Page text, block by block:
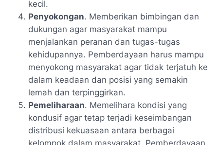
kecil.
Penyokongan. Memberikan bimbingan dan
dukungan agar masyarakat mampu
menjalankan peranan dan tugas-tugas
kehidupannya. Pemberdayaan harus mampu
menyokong masyarakat agar tidak terjatuh ke
dalam keadaan dan posisi yang semakin
lemah dan terpinggirkan.
Pemeliharaan. Memelihara kondisi yang
kondusif agar tetap terjadi keseimbangan
distribusi kekuasaan antara berbagai
kelompok dalam masyarakat. Pemberdayaan